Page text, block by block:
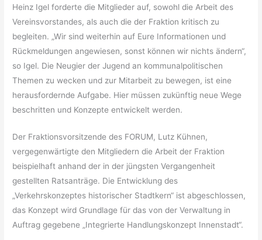
Heinz Igel forderte die Mitglieder auf, sowohl die Arbeit des
Vereinsvorstandes, als auch die der Fraktion kritisch zu
begleiten. „Wir sind weiterhin auf Eure Informationen und
Rückmeldungen angewiesen, sonst können wir nichts ändern“,
so Igel. Die Neugier der Jugend an kommunalpolitischen
Themen zu wecken und zur Mitarbeit zu bewegen, ist eine
herausfordernde Aufgabe. Hier müssen zukünftig neue Wege
beschritten und Konzepte entwickelt werden.
Der Fraktionsvorsitzende des FORUM, Lutz Kühnen,
vergegenwärtigte den Mitgliedern die Arbeit der Fraktion
beispielhaft anhand der in der jüngsten Vergangenheit
gestellten Ratsanträge. Die Entwicklung des
„Verkehrskonzeptes historischer Stadtkern“ ist abgeschlossen,
das Konzept wird Grundlage für das von der Verwaltung in
Auftrag gegebene „Integrierte Handlungskonzept Innenstadt“.